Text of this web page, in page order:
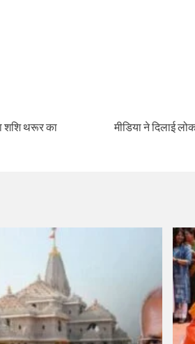
शशि थरूर का
मीडिया ने दिलाई